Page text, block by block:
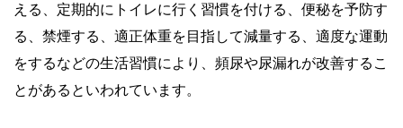
える、定期的にトイレに行く習慣を付ける、便秘を予防す
る、禁煙する、適正体重を目指して減量する、適度な運動
をするなどの生活習慣により、頻尿や尿漏れが改善するこ
とがあるといわれています。